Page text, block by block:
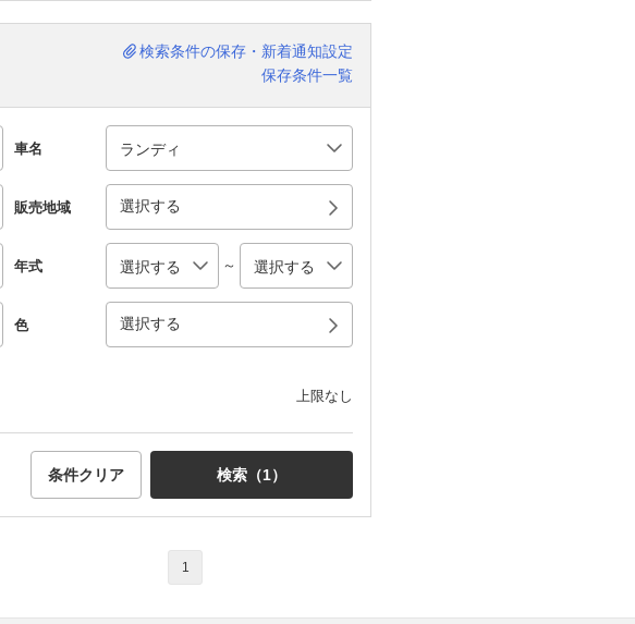
検索条件の保存・新着通知設定
保存条件一覧
車名
販売地域 選択する
年式 ～
色 選択する
上限なし
条件クリア 検索（1）
1